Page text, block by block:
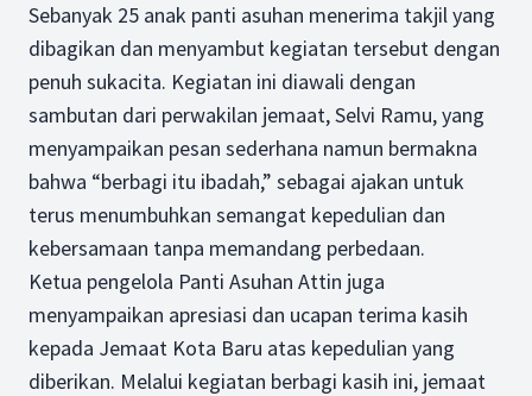
Sebanyak 25 anak panti asuhan menerima takjil yang
dibagikan dan menyambut kegiatan tersebut dengan
penuh sukacita. Kegiatan ini diawali dengan
sambutan dari perwakilan jemaat, Selvi Ramu, yang
menyampaikan pesan sederhana namun bermakna
bahwa “berbagi itu ibadah,” sebagai ajakan untuk
terus menumbuhkan semangat kepedulian dan
kebersamaan tanpa memandang perbedaan.
Ketua pengelola Panti Asuhan Attin juga
menyampaikan apresiasi dan ucapan terima kasih
kepada Jemaat Kota Baru atas kepedulian yang
diberikan. Melalui kegiatan berbagi kasih ini, jemaat